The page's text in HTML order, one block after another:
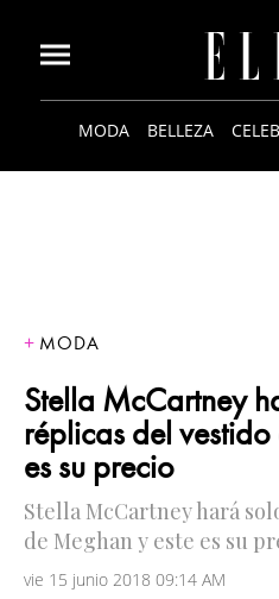
MODA BELLEZA
MODA
Stella McCartney
réplicas del
es su precio
Stella McCartney hará
de Meghan y este es su
vie 15 junio 2018 09:14 AM